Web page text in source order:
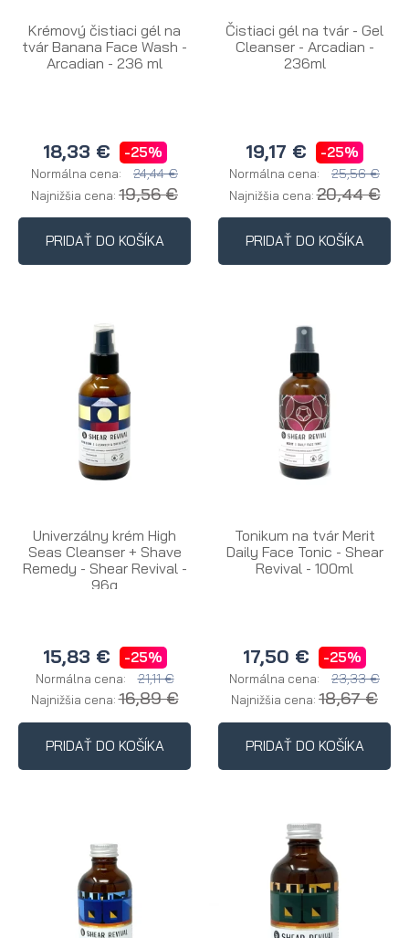
Krémový čistiaci gél na
tvár Banana Face Wash -
Arcadian - 236 ml
18,33 € -25%
Normálna cena: 24,44 €
Najnižšia cena: 19,56 €
PRIDAŤ DO KOŠÍKA
Čistiaci gél na tvár - Gel
Cleanser - Arcadian -
236ml
19,17 € -25%
Normálna cena: 25,56 €
Najnižšia cena:20,44 €
PRIDAŤ DO KOŠÍKA
Univerzálny krém High
Seas Cleanser + Shave
Remedy - Shear Revival -
96g
15,83 € -25%
Normálna cena: 21,11 €
Najnižšia cena:16,89 €
PRIDAŤ DO KOŠÍKA
Tonikum na tvár Merit
Daily Face Tonic - Shear
Revival - 100ml
17,50 € -25%
Normálna cena: 23,33 €
Najnižšia cena: 18,67 €
PRIDAŤ DO KOŠÍKA